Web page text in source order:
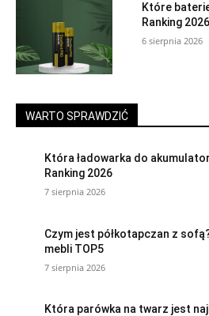
Które
Ranking 2026
6 sierpnia 2026
WARTO SPRAWDZIĆ
Która ładowarka do
Ranking 2026
7 sierpnia 2026
Czym jest półkotapczan z
mebli TOP5
7 sierpnia 2026
Która parówka na twarz jest